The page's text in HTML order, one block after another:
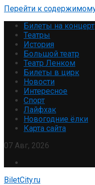
Перейти к
Билеты на концерт
Театры
История
Большой театр
Театр Ленком
Билеты в цирк
Новости
Интересное
Спорт
Лайфхак
Новогодние ёлки
Карта сайта
07 Авг, 2026
BiletCity.ru